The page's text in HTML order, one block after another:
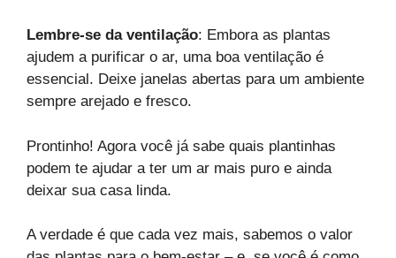
Lembre-se da ventilação: Embora as plantas
ajudem a purificar o ar, uma boa ventilação é
essencial. Deixe janelas abertas para um ambiente
sempre arejado e fresco.
Prontinho! Agora você já sabe quais plantinhas
podem te ajudar a ter um ar mais puro e ainda
deixar sua casa linda.
A verdade é que cada vez mais, sabemos o valor